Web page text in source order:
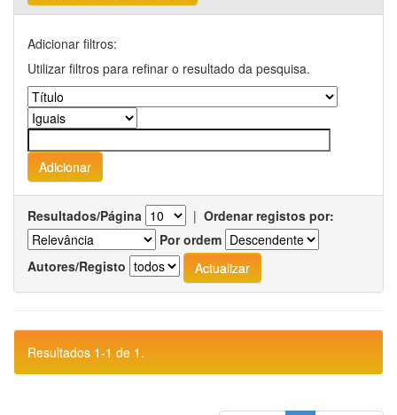
Adicionar filtros:
Utilizar filtros para refinar o resultado da pesquisa.
Resultados/Página | Ordenar registos por:
Por ordem
Autores/Registo
Resultados 1-1 de 1.